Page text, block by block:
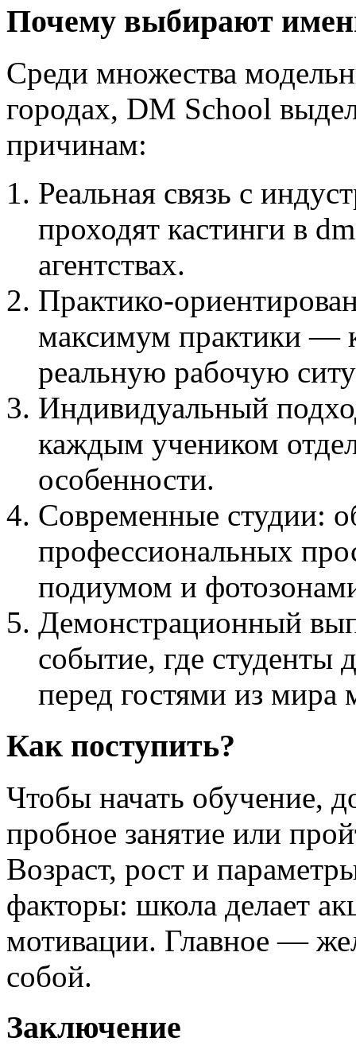
Почему выбирают
Среди множества
городах, DM School
причинам:
Реальная связь с
проходят кастинги в
агентствах.
Практико-
максимум практики —
реальную рабочую
Индивидуальный
каждым учеником
особенности.
Современные студии:
профессиональных
подиумом и
Демонстрационный
событие, где студенты
перед гостями из мира
Как поступить?
Чтобы начать обучение,
пробное занятие или
Возраст, рост и
факторы: школа делает
мотивации. Главное —
собой.
Заключение